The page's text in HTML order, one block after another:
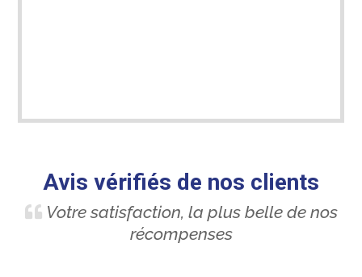
Avis vérifiés de nos clients
Votre satisfaction, la plus belle de nos
récompenses